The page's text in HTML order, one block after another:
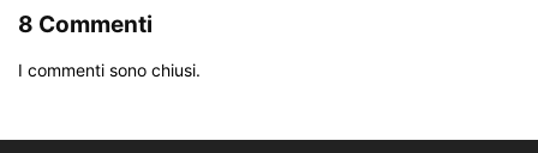
8 Commenti
I commenti sono chiusi.